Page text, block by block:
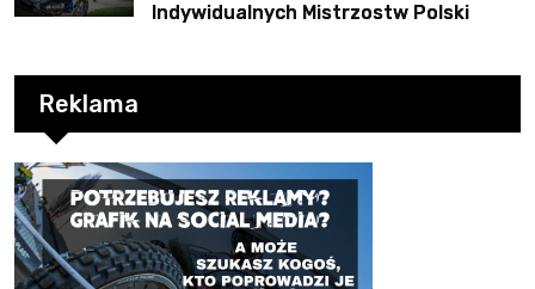
Indywidualnych Mistrzostw Polski
Reklama